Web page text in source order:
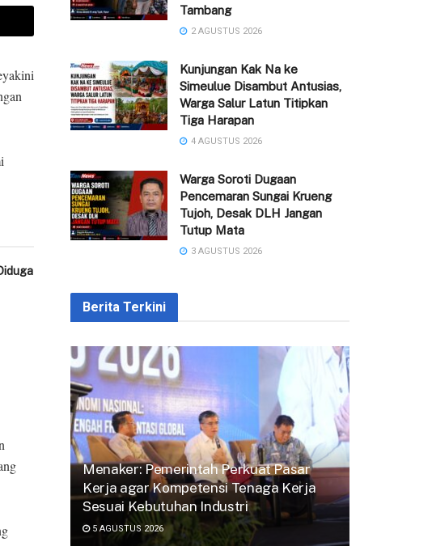
Tambang
2 AGUSTUS 2026
Kunjungan Kak Na ke
Simeulue Disambut Antusias,
Warga Salur Latun Titipkan
Tiga Harapan
4 AGUSTUS 2026
Warga Soroti Dugaan
Pencemaran Sungai Krueng
Tujoh, Desak DLH Jangan
Tutup Mata
3 AGUSTUS 2026
Berita Terkini
Menaker: Pemerintah Perkuat Pasar
Kerja agar Kompetensi Tenaga Kerja
Sesuai Kebutuhan Industri
5 AGUSTUS 2026